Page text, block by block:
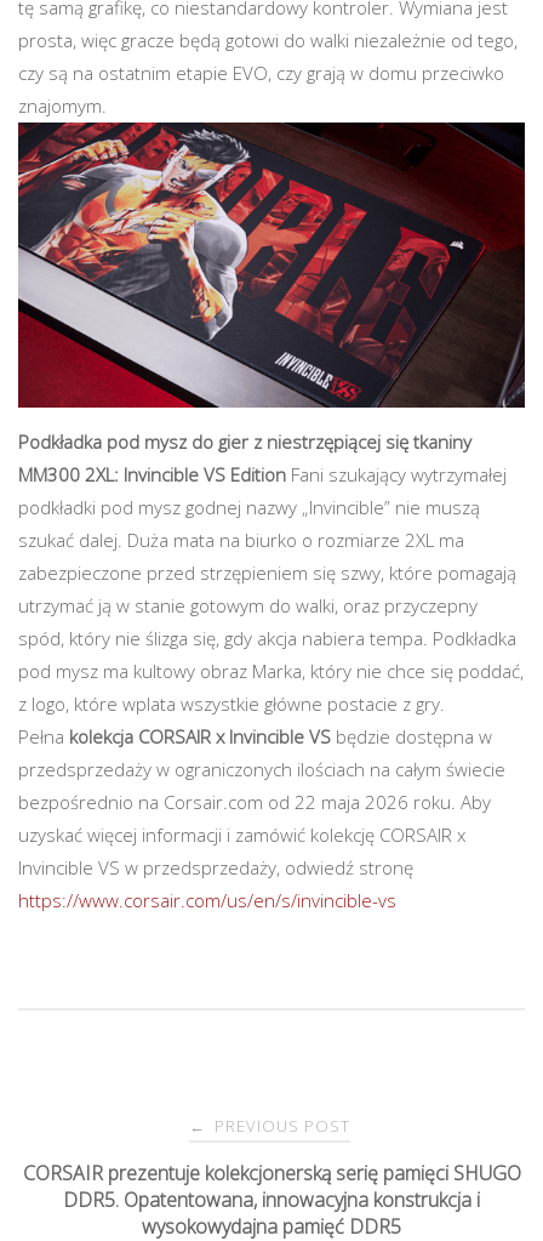
tę samą grafikę, co niestandardowy kontroler. Wymiana jest
prosta, więc gracze będą gotowi do walki niezależnie od tego,
czy są na ostatnim etapie EVO, czy grają w domu przeciwko
znajomym.
Podkładka pod mysz do gier z niestrzępiącej się tkaniny
MM300 2XL: Invincible VS Edition Fani szukający wytrzymałej
podkładki pod mysz godnej nazwy „Invincible” nie muszą
szukać dalej. Duża mata na biurko o rozmiarze 2XL ma
zabezpieczone przed strzępieniem się szwy, które pomagają
utrzymać ją w stanie gotowym do walki, oraz przyczepny
spód, który nie ślizga się, gdy akcja nabiera tempa. Podkładka
pod mysz ma kultowy obraz Marka, który nie chce się poddać,
z logo, które wplata wszystkie główne postacie z gry.
Pełna kolekcja CORSAIR x Invincible VS będzie dostępna w
przedsprzedaży w ograniczonych ilościach na całym świecie
bezpośrednio na Corsair.com od 22 maja 2026 roku. Aby
uzyskać więcej informacji i zamówić kolekcję CORSAIR x
Invincible VS w przedsprzedaży, odwiedź stronę
https://www.corsair.com/us/en/s/invincible-vs
P
← PREVIOUS POST
CORSAIR prezentuje kolekcjonerską serię pamięci SHUGO
DDR5. Opatentowana, innowacyjna konstrukcja i
wysokowydajna pamięć DDR5